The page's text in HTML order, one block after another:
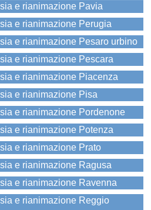
e rianimazione Pavia
e rianimazione Perugia
e rianimazione Pesaro urbino
e rianimazione Pescara
e rianimazione Piacenza
e rianimazione Pisa
e rianimazione Pordenone
e rianimazione Potenza
e rianimazione Prato
e rianimazione Ragusa
e rianimazione Ravenna
e rianimazione Reggio